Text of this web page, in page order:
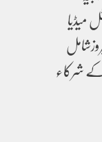
میڈیا
شرکاء